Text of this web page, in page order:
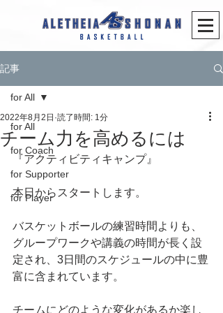
記事
for All
for Coach
for Supporter
for Player
for All
チーム力を高めるには
2022年8月2日 読了時間: 1分
『アクティビティキャンプ』
本日からスタートします。
バスケットボールの練習時間よりも、
グループワークや講義の時間が長く設
定され、3日間のスケジュールの中に豊
富に含まれています。
チームにどのような変化があるか楽し